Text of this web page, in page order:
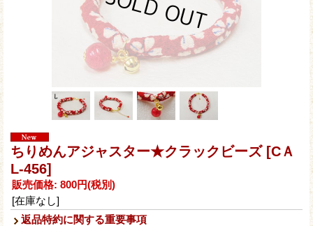
ちりめんアジャスター★クラックビーズ [CＡ
L-456]
販売価格: 800円(税別)
[在庫なし]
返品特約に関する重要事項